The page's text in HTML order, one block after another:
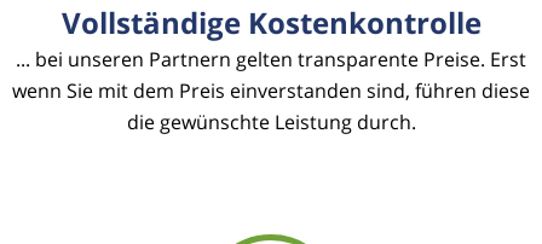
Vollständige Kostenkontrolle
... bei unseren Partnern gelten transparente Preise. Erst
wenn Sie mit dem Preis einverstanden sind, führen diese
die gewünschte Leistung durch.